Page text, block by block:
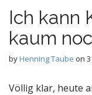
Ich kann
kaum
byHenning Taube on
Völlig klar, heute